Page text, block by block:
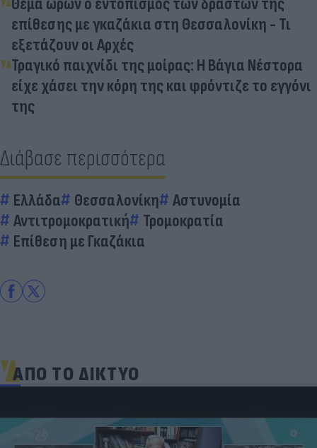
επίθεσης με γκαζάκια στη Θεσσαλονίκη - Τι
εξετάζουν οι Αρχές
Τραγικό παιχνίδι της μοίρας: Η Βάγια Νέστορα
είχε χάσει την κόρη της και φρόντιζε το εγγόνι
της
Διάβασε περισσότερα
Ελλάδα Θεσσαλονίκη
Αστυνομία
Αντιτρομοκρατική
Τρομοκρατία
Επίθεση με Γκαζάκια
ΑΠΟ ΤΟ ΔΙΚΤΥΟ